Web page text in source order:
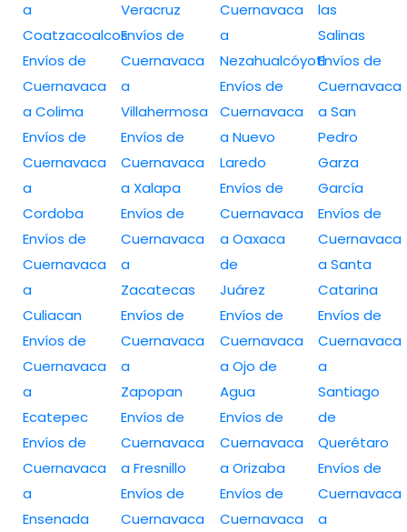
a
Coatzacoalcos
Envíos de
Cuernavaca
a Colima
Envíos de
Cuernavaca
a
Cordoba
Envíos de
Cuernavaca
a
Culiacan
Envíos de
Cuernavaca
a
Ecatepec
Envíos de
Cuernavaca
a
Ensenada
Veracruz
Envíos de
Cuernavaca
a
Villahermosa
Envíos de
Cuernavaca
a Xalapa
Envíos de
Cuernavaca
a
Zacatecas
Envíos de
Cuernavaca
a
Zapopan
Envíos de
Cuernavaca
a Fresnillo
Envíos de
Cuernavaca
Cuernavaca
a
Nezahualcóyotl
Envíos de
Cuernavaca
a Nuevo
Laredo
Envíos de
Cuernavaca
a Oaxaca
de
Juárez
Envíos de
Cuernavaca
a Ojo de
Agua
Envíos de
Cuernavaca
a Orizaba
Envíos de
Cuernavaca
las
Salinas
Envíos de
Cuernavaca
a San
Pedro
Garza
García
Envíos de
Cuernavaca
a Santa
Catarina
Envíos de
Cuernavaca
a
Santiago
de
Querétaro
Envíos de
Cuernavaca
a